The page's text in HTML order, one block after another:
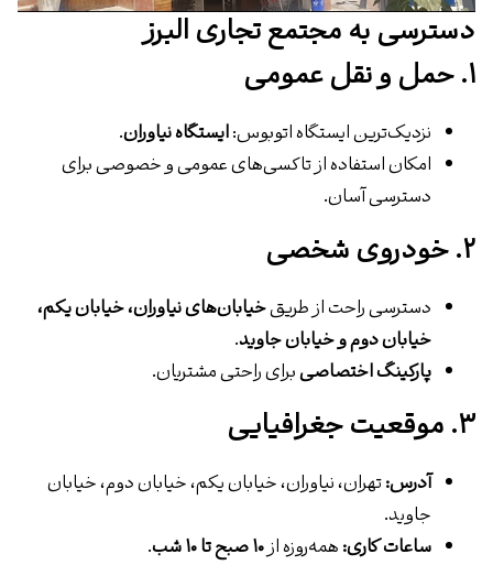
دسترسی به مجتمع تجاری البرز
۱. حمل و نقل عمومی
نزدیک‌ترین ایستگاه اتوبوس:ایستگاه نیاوران.
امکان استفاده از تاکسی‌های عمومی و خصوصی برای
دسترسی آسان.
۲. خودروی شخصی
دسترسی راحت از طریقخیابان‌های نیاوران، خیابان یکم،
خیابان دوم و خیابان جاوید.
پارکینگ اختصاصیبرای راحتی مشتریان.
۳. موقعیت جغرافیایی
آدرس:تهران، نیاوران، خیابان یکم، خیابان دوم، خیابان
جاوید.
ساعات کاری:همه‌روزه از۱۰ صبح تا ۱۰ شب .